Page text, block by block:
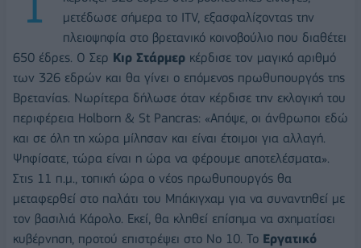
μετέδωσε σήμερα το ITV, εξασφαλίζοντας την
πλειοψηφία στο βρετανικό κοινοβούλιο που διαθέτει
650 έδρες. Ο Σερ Κιρ Στάρμερ κέρδισε τον μαγικό αριθμό
των 326 εδρών και θα γίνει ο επόμενος πρωθυπουργός της
Βρετανίας. Νωρίτερα δήλωσε όταν κέρδισε την εκλογική του
περιφέρεια Holborn & St Pancras: «Απόψε, οι άνθρωποι εδώ
και σε όλη τη χώρα μίλησαν και είναι έτοιμοι για αλλαγή.
Ψηφίσατε, τώρα είναι η ώρα να φέρουμε αποτελέσματα».
Στις 11 π.μ., τοπική ώρα ο νέος πρωθυπουργός θα
μεταφερθεί στο παλάτι του Μπάκιγχαμ για να συναντηθεί με
τον βασιλιά Κάρολο. Εκεί, θα κληθεί επίσημα να σχηματίσει
κυβέρνηση, προτού επιστρέψει στο Νο 10. Το Εργατικό